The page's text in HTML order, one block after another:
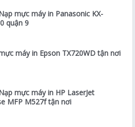
mực máy in Panasonic KX-
quận 9
máy in Epson TX720WD tận nơi
mực máy in HP LaserJet
MFP M527f tận nơi